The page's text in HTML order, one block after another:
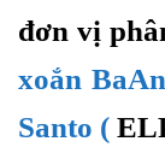
đơn vị
xoắn BaAn
Santo (